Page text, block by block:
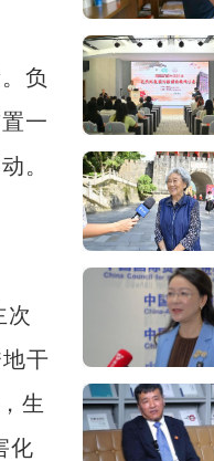
负
一
。
次
干
生
化